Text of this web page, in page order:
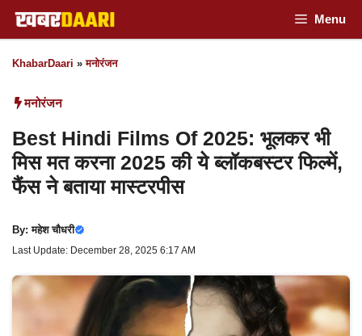
Skip
to
content
Menu
KhabarDaari »मनोरंजन
मनोरंजन
Best Hindi Films Of 2025: भूलकर भी
मिस मत करना 2025 की ये ब्लॉकबस्टर फिल्में,
फैंस ने बताया मास्टरपीस
By:महेश चौधरी
Last Update: December 28, 2025 6:17 AM